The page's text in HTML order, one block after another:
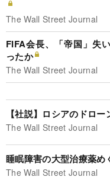
The Wall Street Journal
FIFA会長、「帝国」失
ったか
The Wall Street Journal
【社説】ロシアのドロ
The Wall Street Journal
睡眠障害の大型治療薬め
The Wall Street Journal